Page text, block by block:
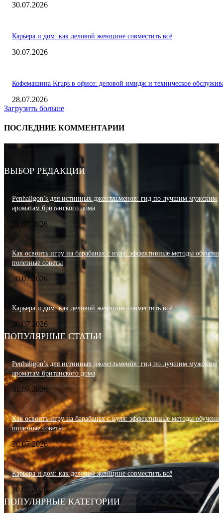
30.07.2026
Карьера и дом: как деловой женщине совместить всё
30.07.2026
Кофемашина Krups в офисе: деловой имидж и техническое
28.07.2026
Загрузить больше
ПОСЛЕДНИЕ КОММЕНТАРИИ
ВЫБОР РЕДАКЦИИ
Penhaligon’s для истинных джентльменов: гид по лучшим мужским
ароматам британского дома
31.07.2026
Как освоить игру на барабанах с нуля: эффективные методы
полезные советы
30.07.2026
Карьера и дом: как деловой женщине совместить всё
30.07.2026
ПОПУЛЯРНЫЕ СТАТЬИ
Penhaligon’s для истинных джентльменов: гид по лучшим мужским
ароматам британского дома
31.07.2026
Как освоить игру на барабанах с нуля: эффективные методы
полезные советы
30.07.2026
Карьера и дом: как деловой женщине совместить всё
30.07.2026
ПОПУЛЯРНЫЕ КАТЕГОРИИ